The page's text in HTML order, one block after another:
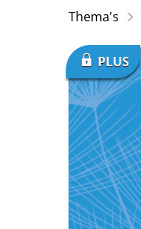
Thema's